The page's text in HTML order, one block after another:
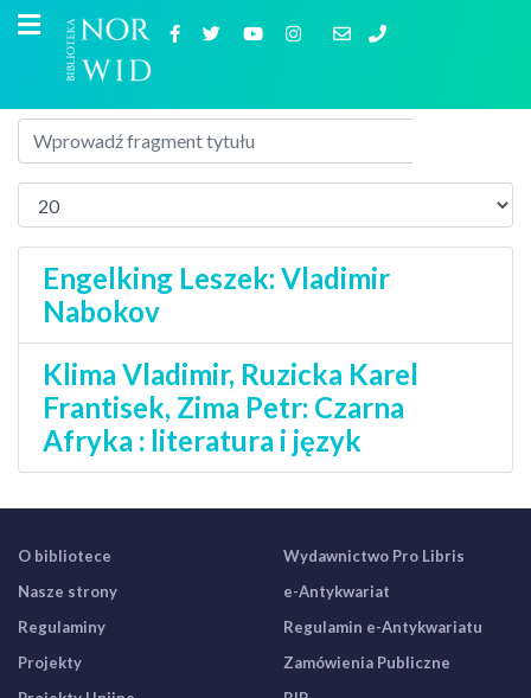
Engelking Leszek: Vladimir
Nabokov
Klima Vladimir, Ruzicka Karel
Frantisek, Zima Petr: Czarna
Afryka : literatura i język
O bibliotece
Nasze strony
Regulaminy
Projekty
Wydawnictwo Pro Libris
e-Antykwariat
Regulamin e-Antykwariatu
Zamówienia Publiczne